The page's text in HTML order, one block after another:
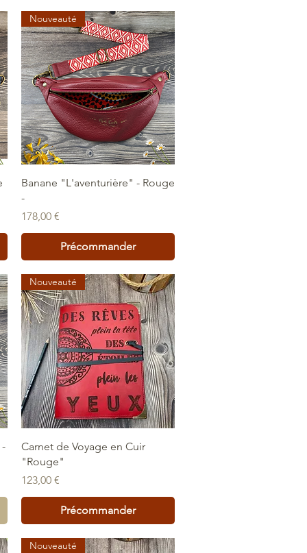
Aperçu rapide
Nouveauté
Banane "L'aventurière" - Rouge
-
Prix
178,00 €
Précommander
Aperçu rapide
Nouveauté
Carnet de Voyage en Cuir
"Rouge"
Prix
123,00 €
Précommander
Nouveauté